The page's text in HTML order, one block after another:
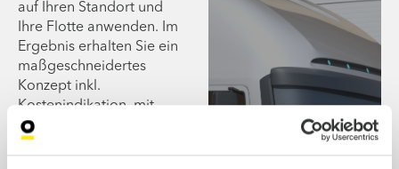
auf Ihren Standort und
Ihre Flotte anwenden. Im
Ergebnis erhalten Sie ein
maßgeschneidertes
Konzept inkl.
Kostenindikation, mit
welchem Sie sich im
Anschluss auf Fördermittel